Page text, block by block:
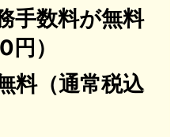
手数料が無料
円）
料（通常税込